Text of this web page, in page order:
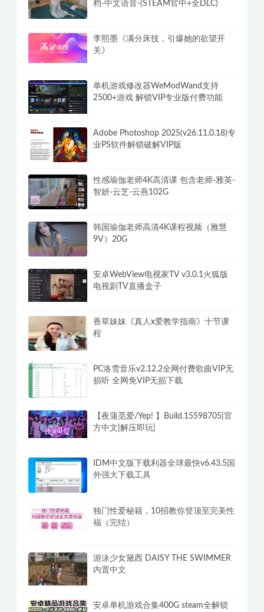
档-中文语音-(STEAM官中+全DLC)
李熙墨《满分床技，引爆她的欲望开
关》
单机游戏修改器WeModWand支持
2500+游戏 解锁VIP专业版付费功能
Adobe Photoshop 2025(v26.11.0.18)专
业PS软件解锁破解VIP版
性感瑜伽老师4K高清课 包含老师-雅英-
智妍-云芝-云燕102G
韩国瑜伽老师高清4K课程视频（雅慧
9V）20G
安卓WebView电视家TV v3.0.1火狐版
电视剧TV直播盒子
香草妹妹《真人x爱教学指南》十节课
程
PC洛雪音乐v2.12.2全网付费歌曲VIP无
损听 全网免VIP无损下载
【夜蒲觅爱/Yep! 】Build.15598705|官
方中文|解压即玩|
IDM中文版下载利器全球最快v6.43.5国
外强大下载工具
独门性爱秘籍，10招教你登顶至完美性
福（完结）
游泳少女黛西 DAISY THE SWIMMER
内置中文
安卓单机游戏合集400G steam全解锁